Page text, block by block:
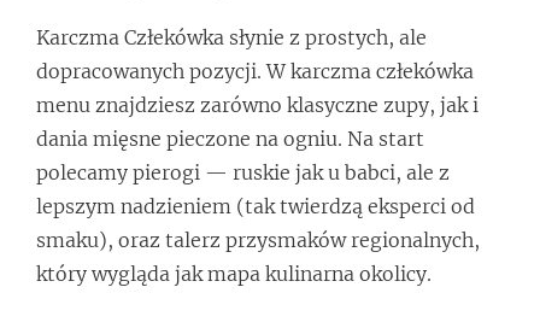
Karczma Człekówka słynie z prostych, ale
dopracowanych pozycji. W karczma człekówka
menu znajdziesz zarówno klasyczne zupy, jak i
dania mięsne pieczone na ogniu. Na start
polecamy pierogi — ruskie jak u babci, ale z
lepszym nadzieniem (tak twierdzą eksperci od
smaku), oraz talerz przysmaków regionalnych,
który wygląda jak mapa kulinarna okolicy.